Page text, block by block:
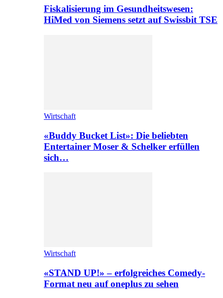
Fiskalisierung im Gesundheitswesen:
HiMed von Siemens setzt auf Swissbit TSE
Wirtschaft
«Buddy Bucket List»: Die beliebten
Entertainer Moser & Schelker erfüllen
sich…
Wirtschaft
«STAND UP!» – erfolgreiches Comedy-
Format neu auf oneplus zu sehen